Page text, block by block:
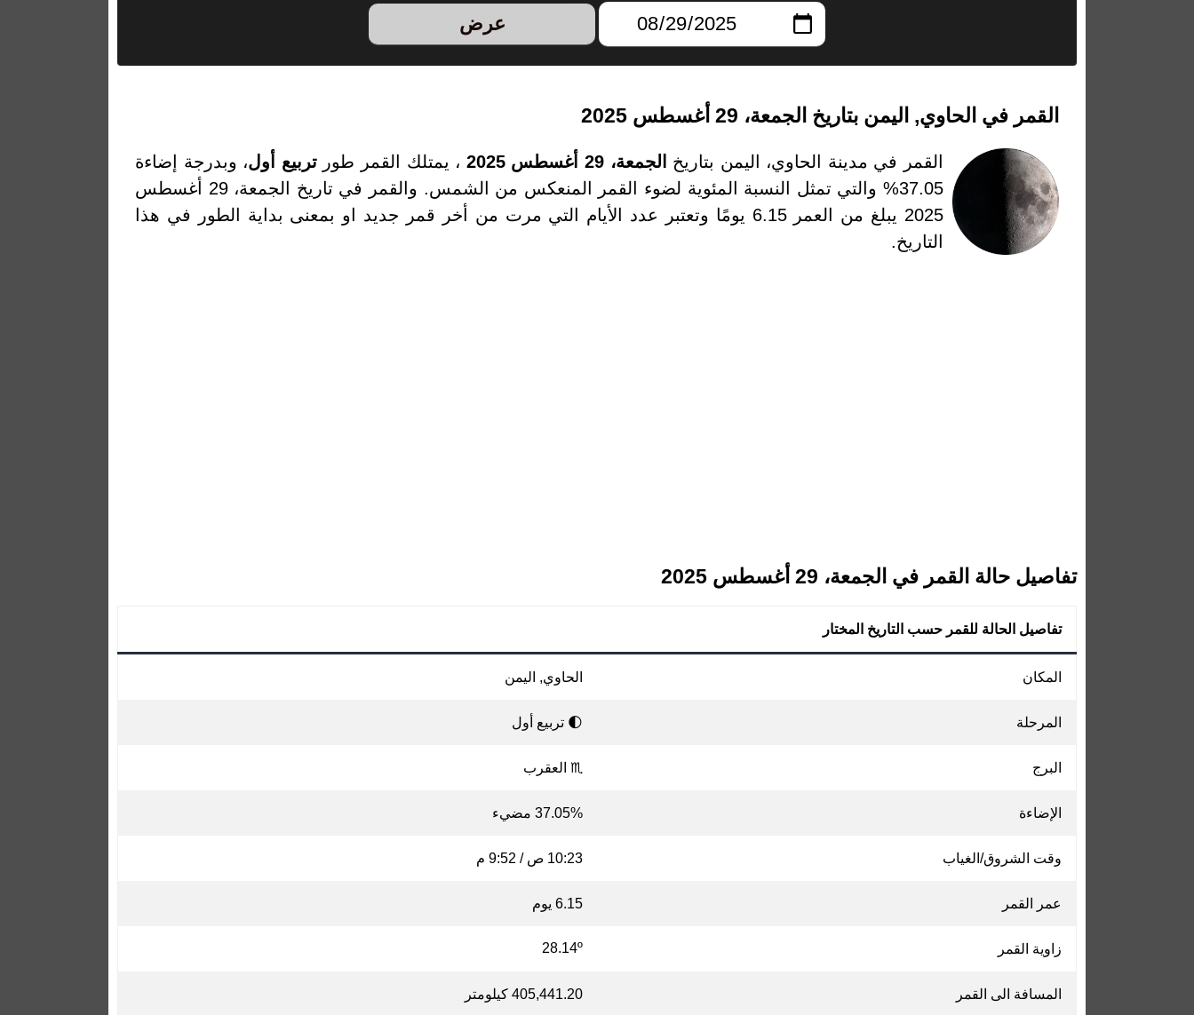
عرض
القمر في الحاوي, اليمن بتاريخ الجمعة، 29 أغسطس 2025
القمر في مدينة الحاوي، اليمن بتاريخ الجمعة، 29 أغسطس 2025 ، يمتلك القمر طورتربيع أول، وبدرجة إضاءة
37.05% والتي تمثل النسبة المئوية لضوء القمر المنعكس من الشمس. والقمر في تاريخ الجمعة، 29 أغسطس
2025 يبلغ من العمر 6.15 يومًا وتعتبر عدد الأيام التي مرت من أخر قمر جديد او بمعنى بداية الطور في هذا
التاريخ.
تفاصيل حالة القمر في الجمعة، 29 أغسطس 2025
تفاصيل الحالة للقمر حسب التاريخ المختار
المكان الحاوي, اليمن
المرحلة 🌓 تربيع أول
البرج ♏ العقرب
الإضاءة 37.05% مضيء
وقت الشروق/الغياب 10:23 ص / 9:52 م
عمر القمر 6.15 يوم
زاوية القمر 28.14º
المسافة الى القمر 405,441.20 كيلومتر